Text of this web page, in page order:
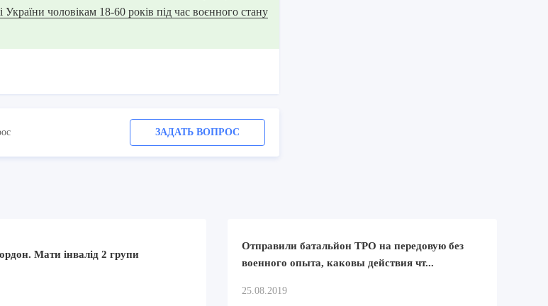
України чоловікам 18-60 років під час воєнного стану
ЗАДАТЬ ВОПРОС
Мати інвалід 2 групи
Отправили батальйон ТРО на передовую без
военного опыта, каковы действия чт...
25.08.2019